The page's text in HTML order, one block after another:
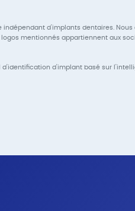
d'implants dentaires.
logos mentionnés appartiennent aux
d'implant basé sur